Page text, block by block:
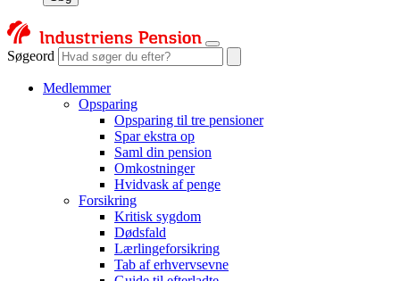
Søgeord
Medlemmer
Opsparing
Opsparing til tre pensioner
Spar ekstra op
Saml din pension
Omkostninger
Hvidvask af penge
Forsikring
Kritisk sygdom
Dødsfald
Lærlingeforsikring
Tab af erhvervsevne